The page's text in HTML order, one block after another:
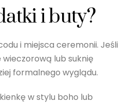
i buty?
i miejsca ceremonii. Jeśli
wieczorową lub suknię
formalnego wyglądu.
w stylu boho lub